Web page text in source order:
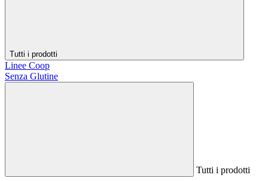
Tutti i prodotti
Linee Coop
Senza Glutine
Tutti i prodotti